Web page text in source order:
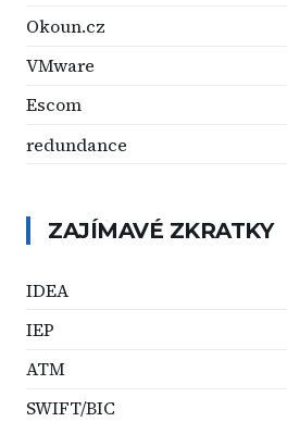
Okoun.cz
VMware
Escom
redundance
ZAJÍMAVÉ ZKRATKY
IDEA
IEP
ATM
SWIFT/BIC